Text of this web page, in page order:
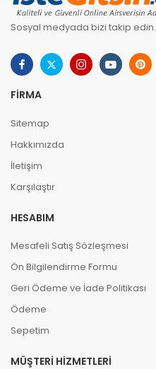
Sosyal medyada bizi takip edin.
FIRMA
Sitemap
Hakkımızda
İletişim
Karşılaştır
HESABIM
Mesafeli Satış Sözleşmesi
Ön Bilgilendirme Formu
Geri Ödeme ve İade Politikası
Ödeme
Sepetim
MÜŞTERI HIZMETLERI